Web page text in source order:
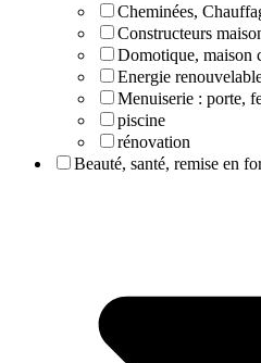
Cheminées,
Constructeurs
Domotique, maison
Energie
Menuiserie : porte,
piscine
rénovation
Beauté, santé, remise en